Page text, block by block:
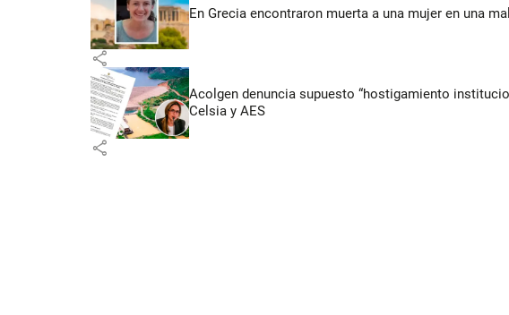
En Grecia encontraron muerta a una mujer en una
share
Acolgen denuncia supuesto “hostigamiento
Celsia y AES
share